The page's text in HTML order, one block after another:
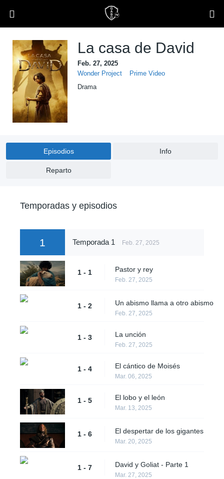
La casa de David
Feb. 27, 2025
Wonder Project
Prime Video
Drama
Episodios Info
Reparto
Temporadas y episodios
1 Temporada 1 Feb. 27, 2025
1 - 1 Pastor y rey
Feb. 27, 2025
1 - 2 Un abismo llama a otro abismo
Feb. 27, 2025
1 - 3 La unción
Feb. 27, 2025
1 - 4 El cántico de Moisés
Mar. 06, 2025
1 - 5 El lobo y el león
Mar. 13, 2025
1 - 6 El despertar de los gigantes
Mar. 20, 2025
1 - 7 David y Goliat - Parte 1
Mar. 27, 2025